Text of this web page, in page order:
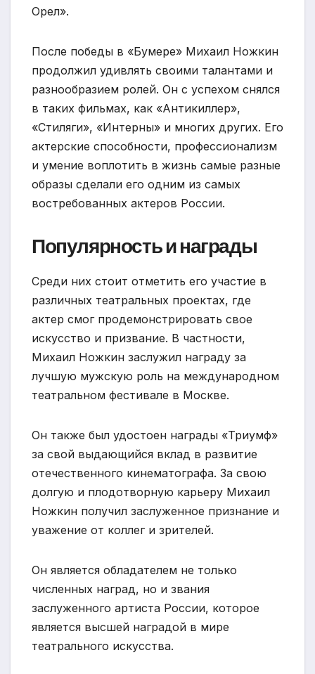
Орел».
После победы в «Бумере» Михаил Ножкин
продолжил удивлять своими талантами и
разнообразием ролей. Он с успехом снялся
в таких фильмах, как «Антикиллер»,
«Стиляги», «Интерны» и многих других. Его
актерские способности, профессионализм
и умение воплотить в жизнь самые разные
образы сделали его одним из самых
востребованных актеров России.
Популярность и награды
Среди них стоит отметить его участие в
различных театральных проектах, где
актер смог продемонстрировать свое
искусство и призвание. В частности,
Михаил Ножкин заслужил награду за
лучшую мужскую роль на международном
театральном фестивале в Москве.
Он также был удостоен награды «Триумф»
за свой выдающийся вклад в развитие
отечественного кинематографа. За свою
долгую и плодотворную карьеру Михаил
Ножкин получил заслуженное признание и
уважение от коллег и зрителей.
Он является обладателем не только
численных наград, но и звания
заслуженного артиста России, которое
является высшей наградой в мире
театрального искусства.